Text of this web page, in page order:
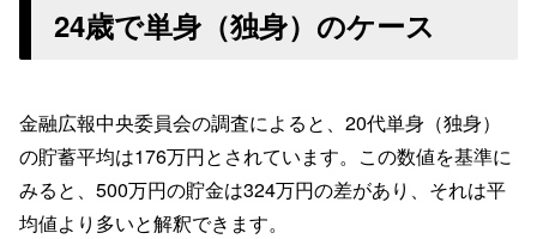
24歳で単身（独身）のケース
金融広報中央委員会の調査によると、20代単身（独身）
の貯蓄平均は176万円とされています。この数値を基準に
みると、500万円の貯金は324万円の差があり、それは平
均値より多いと解釈できます。